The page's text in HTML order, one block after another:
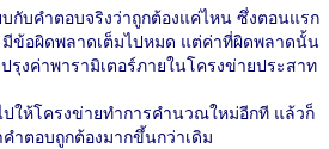
กับคำตอบจริงว่าถูกต้องแค่ไหน ซึ่งตอนแรก
ข้อผิดพลาดเต็มไปหมด แต่ค่าที่ผิดพลาดนั้น
รุงค่าพารามิเตอร์ภายในโครงข่ายประสาท
ให้โครงข่ายทำการคำนวณใหม่อีกที แล้วก็
ำตอบถูกต้องมากขึ้นกว่าเดิม